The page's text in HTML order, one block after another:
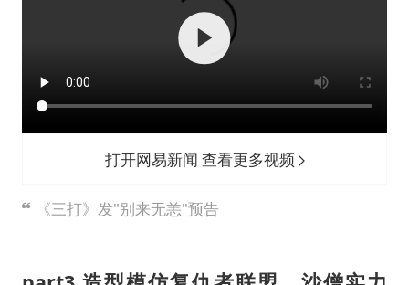
打开网易新闻 查看更多视频
《三打》发"别来无恙"预告